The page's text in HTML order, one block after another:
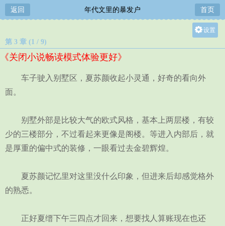
返回 年代文里的暴发户 首页
设置
中
第 3 章 (1 / 9)
《关闭小说畅读模式体验更好》
车子驶入别墅区，夏苏颜收起小灵通，好奇的看向外
面。
别墅外部是比较大气的欧式风格，基本上两层楼，有较
少的三楼部分，不过看起来更像是阁楼。等进入内部后，就
是厚重的偏中式的装修，一眼看过去金碧辉煌。
夏苏颜记忆里对这里没什么印象，但进来后却感觉格外
的熟悉。
正好夏缙下午三四点才回来，想要找人算账现在也还